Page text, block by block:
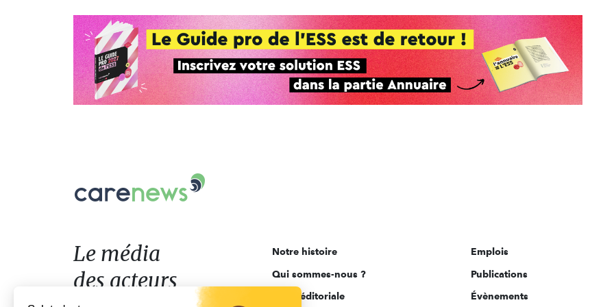
Le
acteurs
de
l'engagement
Le média
des acteurs
Notre histoire
Qui sommes-nous ?
Ligne éditoriale
Emplois
Publications
Évènements